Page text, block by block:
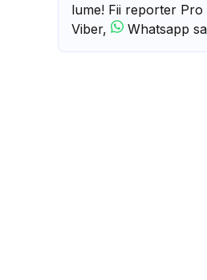
lume! Fii reporter Pro
Viber,
Whatsapp